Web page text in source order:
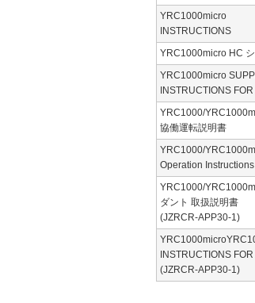
YRC1000micro
INSTRUCTIONS
YRC1000micro HC
YRC1000micro
INSTRUCTIONS
YRC1000/
協働運転説明書
YRC1000/
Operation Instructions
YRC1000/
ダント 取扱説明書
(JZRCR-APP30-1)
INSTRUCTIONS
(JZRCR-APP30-1)